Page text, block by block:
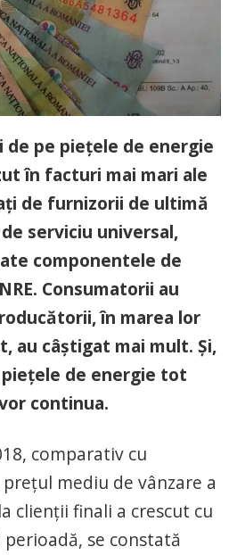
de pe pieţele de energie
în facturi mai mari ale
de furnizorii de ultimă
serviciu universal,
componentele de
Consumatorii au
în marea lor
au câştigat mai mult. Şi,
de energie tot
continua.
comparativ cu
mediu de vânzare a
clienții finali a crescut cu
perioadă, se constată